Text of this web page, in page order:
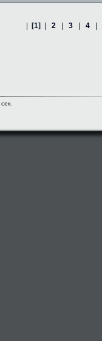
[1] 2 3 4
сек.